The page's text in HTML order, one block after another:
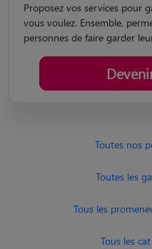
Proposez vos services pour
vous voulez. Ensemble,
personnes de faire garder
Toutes nos
Toutes les
Tous les
Tous les